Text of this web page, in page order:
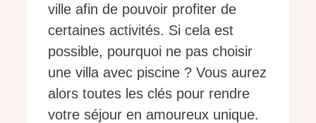
ville afin de pouvoir profiter de
certaines activités. Si cela est
possible, pourquoi ne pas choisir
une villa avec piscine ? Vous aurez
alors toutes les clés pour rendre
votre séjour en amoureux unique.